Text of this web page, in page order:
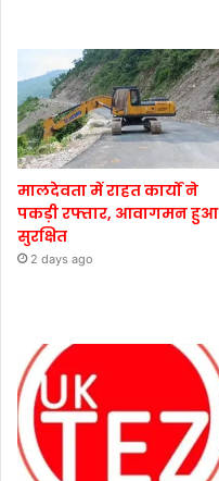
मालदेवता में राहत कार्यों ने
पकड़ी रफ्तार, आवागमन हुआ
सुरक्षित
2 days ago